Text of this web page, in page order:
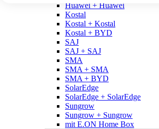
Huawei + Huawei
Kostal
Kostal + Kostal
Kostal + BYD
SAJ
SAJ + SAJ
SMA
SMA + SMA
SMA + BYD
SolarEdge
SolarEdge + SolarEdge
Sungrow
Sungrow + Sungrow
mit E.ON Home Box